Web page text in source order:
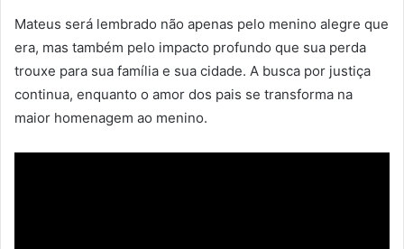
Mateus será lembrado não apenas pelo menino alegre que
era, mas também pelo impacto profundo que sua perda
trouxe para sua família e sua cidade. A busca por justiça
continua, enquanto o amor dos pais se transforma na
maior homenagem ao menino.